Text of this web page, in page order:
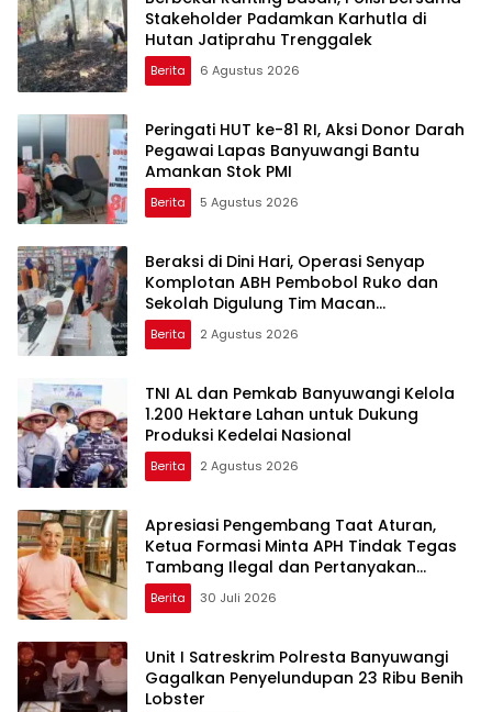
Stakeholder Padamkan Karhutla di
Hutan Jatiprahu Trenggalek
Berita 6 Agustus 2026
Peringati HUT ke-81 RI, Aksi Donor Darah
Pegawai Lapas Banyuwangi Bantu
Amankan Stok PMI
Berita 5 Agustus 2026
Beraksi di Dini Hari, Operasi Senyap
Komplotan ABH Pembobol Ruko dan
Sekolah Digulung Tim Macan
Blambangan
Berita 2 Agustus 2026
TNI AL dan Pemkab Banyuwangi Kelola
1.200 Hektare Lahan untuk Dukung
Produksi Kedelai Nasional
Berita 2 Agustus 2026
Apresiasi Pengembang Taat Aturan,
Ketua Formasi Minta APH Tindak Tegas
Tambang Ilegal dan Pertanyakan
Perizinan di Gambor
Berita 30 Juli 2026
Unit I Satreskrim Polresta Banyuwangi
Gagalkan Penyelundupan 23 Ribu Benih
Lobster